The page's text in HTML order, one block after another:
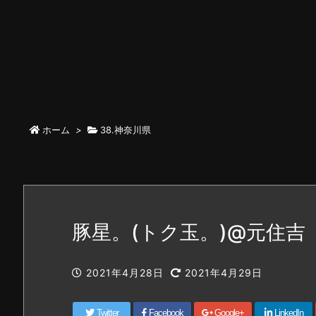
ホーム > 38.神奈川県
豚星。(トク玉。)@元住吉
2021年4月28日 2021年4月29日
Twitter Facebook Google+ LinkedIn